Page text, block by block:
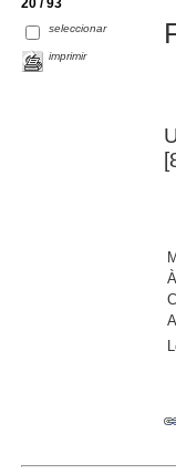
20 / 93
seleccionar
imprimir